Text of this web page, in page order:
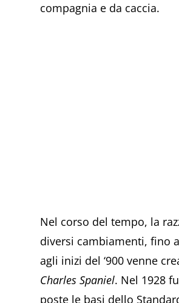
compagnia e da caccia.
Nel corso del tempo, la
diversi cambiamenti, fino
agli inizi del ‘900 venne
Charles Spaniel. Nel 1928
poste le basi dello